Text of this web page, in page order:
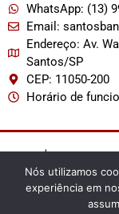
WhatsApp: (13)
Email:
Endereço: Av.
Santos/SP
CEP: 11050-200
Horário de
Nós utilizamos
experiência em